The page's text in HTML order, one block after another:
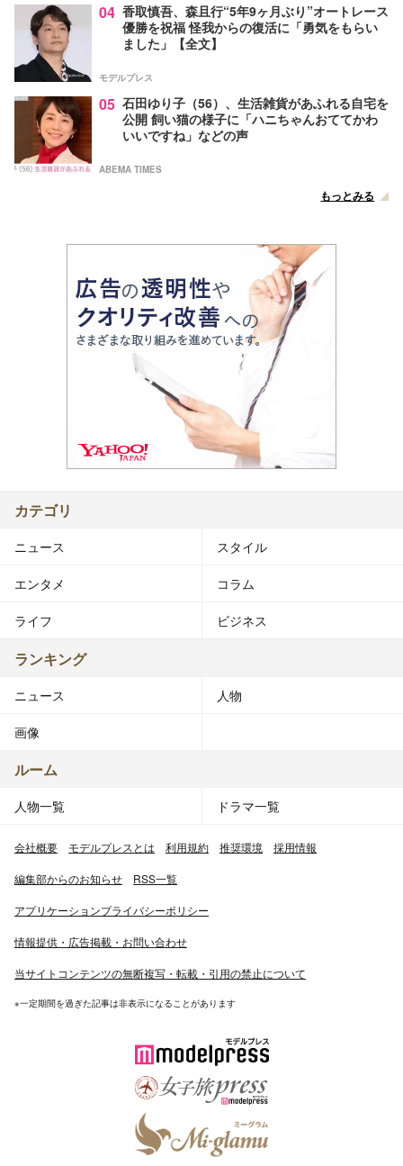
04 香取慎吾、森且行“5年9ヶ月ぶり”オートレース
優勝を祝福 怪我からの復活に「勇気をもらい
ました」【全文】
モデルプレス
05 石田ゆり子（56）、生活雑貨があふれる自宅を
公開 飼い猫の様子に「ハニちゃんおててかわ
いいですね」などの声
ABEMA TIMES
もっとみる
カテゴリ
ニュース スタイル
エンタメ コラム
ライフ ビジネス
ランキング
ニュース 人物
画像
ルーム
人物一覧 ドラマ一覧
会社概要 モデルプレスとは 利用規約 推奨環境 採用情報
編集部からのお知らせ RSS一覧
アプリケーションプライバシーポリシー
情報提供・広告掲載・お問い合わせ
当サイトコンテンツの無断複写・転載・引用の禁止について
※一定期間を過ぎた記事は非表示になることがあります